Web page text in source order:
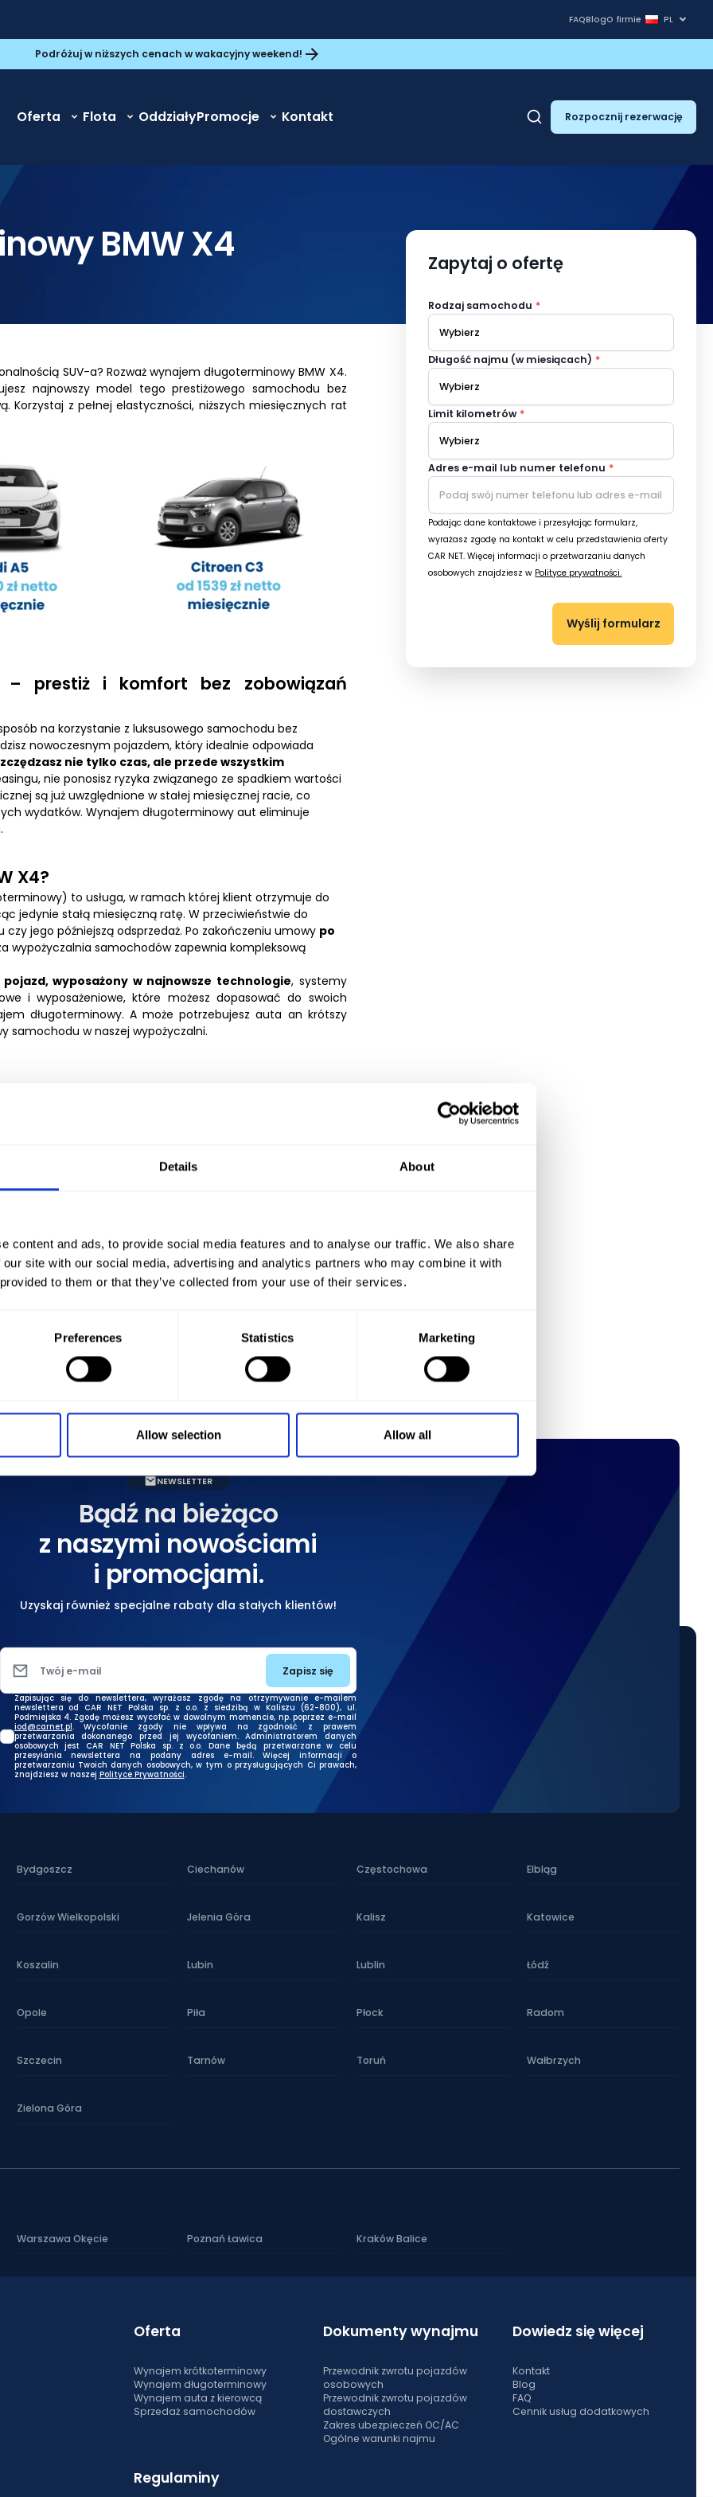
Details About
content and ads, to provide social media features and to analyse our traffic. We also share
site with our social media, advertising and analytics partners who may combine it with
to them or that they’ve collected from your use of their services.
Preferences Statistics Marketing
Allow selection Allow all
FAQBlogO firmie PL
Podróżuj w niższych cenach w wakacyjny weekend!
Oferta Flota OddziałyPromocje Kontakt Rozpocznij rezerwację
BMW X4
SUV-a? Rozważ wynajem długoterminowy BMW X4.
najnowszy model tego prestiżowego samochodu bez
z pełnej elastyczności, niższych miesięcznych rat
– prestiż i komfort bez zobowiązań
na korzystanie z luksusowego samochodu bez
nowoczesnym pojazdem, który idealnie odpowiada
nie tylko czas, ale przede wszystkim
nie ponosisz ryzyka związanego ze spadkiem wartości
są już uwzględnione w stałej miesięcznej racie, co
wydatków. Wynajem długoterminowy aut eliminuje
X4?
to usługa, w ramach której klient otrzymuje do
jedynie stałą miesięczną ratę. W przeciwieństwie do
jego późniejszą odsprzedaż. Po zakończeniu umowy po
wypożyczalnia samochodówzapewnia kompleksową
wyposażony w najnowsze technologie, systemy
i wyposażeniowe, które możesz dopasować do swoich
długoterminowy. A może potrzebujesz auta an krótszy
samochodu w naszej wypożyczalni.
samochodów Sosnowiec
samochodów Dąbrowa Górnicza
samochodów Sopot
Zapytaj o ofertę
Rodzaj samochodu *
Długość najmu (w miesiącach) *
Limit kilometrów *
Adres e-mail lub numer telefonu *
Podając dane kontaktowe i przesyłając formularz,
wyrażasz zgodę na kontakt w celu przedstawienia oferty
CAR NET. Więcej informacji o przetwarzaniu danych
osobowych znajdziesz w Polityce prywatności.
NEWSLETTER
Bądź na bieżąco
z naszymi nowościami
i promocjami.
Uzyskaj również specjalne rabaty dla stałych klientów!
Twój e-mail Zapisz się
Zapisując się do newslettera, wyrażasz zgodę na otrzymywanie e-mailem
newslettera od CAR NET Polska sp. z o.o. z siedzibą w Kaliszu (62-800), ul.
Podmiejska 4. Zgodę możesz wycofać w dowolnym momencie, np. poprzez e-mail
iod@carnet.pl. Wycofanie zgody nie wpływa na zgodność z prawem
przetwarzania dokonanego przed jej wycofaniem. Administratorem danych
osobowych jest CAR NET Polska sp. z o.o. Dane będą przetwarzane w celu
przesyłania newslettera na podany adres e-mail. Więcej informacji o
przetwarzaniu Twoich danych osobowych, w tym o przysługujących Ci prawach,
znajdziesz w naszej Polityce Prywatności.
Bydgoszcz Ciechanów Częstochowa Elbląg
Gorzów Wielkopolski Jelenia Góra Kalisz Katowice
Koszalin Lubin Lublin Łódź
Opole Piła Płock Radom
Szczecin Tarnów Toruń Wałbrzych
Zielona Góra
Warszawa Okęcie Poznań Ławica Kraków Balice
Oferta
Wynajem krótkoterminowy
Wynajem długoterminowy
Wynajem auta z kierowcą
Sprzedaż samochodów
Dokumenty wynajmu
Przewodnik zwrotu pojazdów
osobowych
Przewodnik zwrotu pojazdów
dostawczych
Zakres ubezpieczeń OC/AC
Ogólne warunki najmu
Dowiedz się więcej
Kontakt
Blog
FAQ
Cennik usług dodatkowych
Regulaminy